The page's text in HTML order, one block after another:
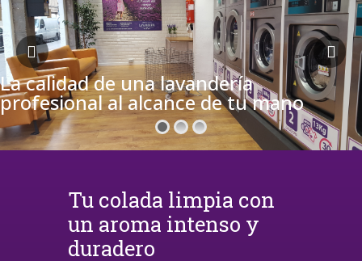
La calidad de una lavandería
profesional al alcance de tu mano
Tu colada limpia con
un aroma intenso y
duradero